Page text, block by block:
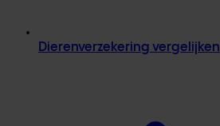
Dierenverzekering vergelijken